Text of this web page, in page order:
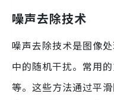
噪声去除技术
噪声去除技术是图像
中的随机干扰。常用
等。这些方法通过平